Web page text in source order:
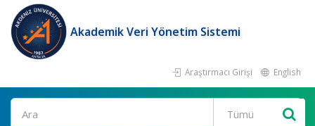
Akademik Veri Yönetim Sistemi
Araştırmacı Girişi English
Ara